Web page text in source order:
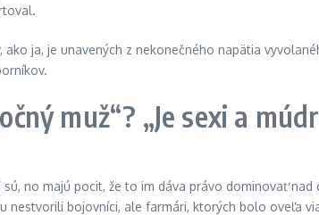
ako ja, je unavených z nekonečného napätia
muž“? „Je sexi a
no majú pocit, že to im dáva právo dominovať
nestvorili bojovníci, ale farmári, ktorých bolo oveľa